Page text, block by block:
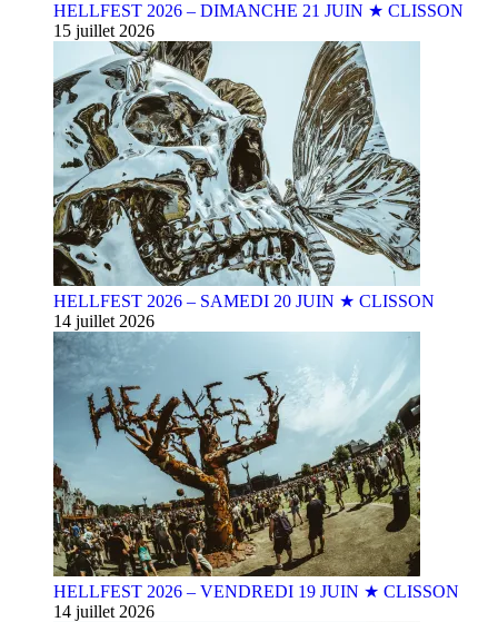
HELLFEST 2026 – DIMANCHE 21 JUIN ★ CLISSON
15 juillet 2026
HELLFEST 2026 – SAMEDI 20 JUIN ★ CLISSON
14 juillet 2026
HELLFEST 2026 – VENDREDI 19 JUIN ★ CLISSON
14 juillet 2026